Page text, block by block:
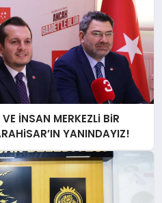
İNSAN MERKEZLi BiR
YANINDAYIZ!